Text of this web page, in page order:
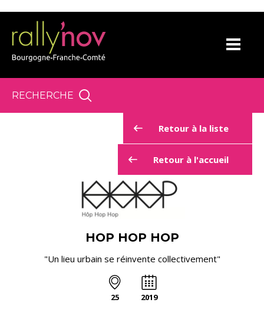
RECHERCHE
Retour à la liste
Retour à l'accueil
HOP HOP HOP
"Un lieu urbain se réinvente collectivement"
25 2019